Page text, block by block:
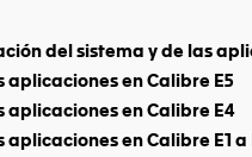
del sistema y de las
aplicaciones en Calibre E5
aplicaciones en Calibre E4
en Calibre E1 a